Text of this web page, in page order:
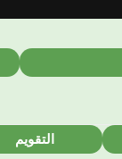
التقويم